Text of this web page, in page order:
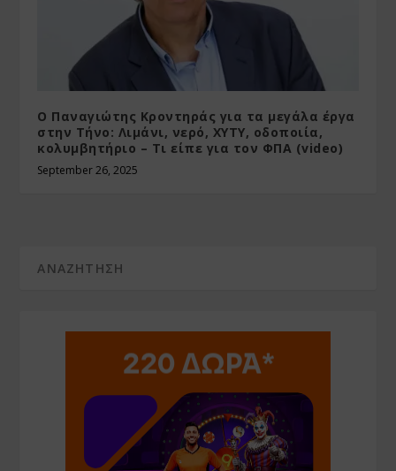
Ο Παναγιώτης Κροντηράς για τα μεγάλα έργα
στην Τήνο: Λιμάνι, νερό, ΧΥΤΥ, οδοποιία,
κολυμβητήριο – Τι είπε για τον ΦΠΑ (video)
September 26, 2025